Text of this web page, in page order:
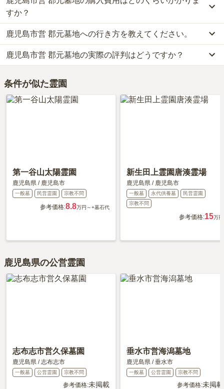
すか？
鹿児島市営 郡元墓地では、一般墓が約4.5万円(墓石代別)からお求
めいただけます。
なお、鹿児島市営 郡元墓地がある鹿児島県の相場は、一般墓が約
32万円（墓石代別途）です。
お墓は、価格が高いものがよい、安いものが悪い、という訳ではあ
りません。大切なのは、ご家族が心から納得し、安心してお参りで
きる場所を選ぶことです。
鹿児島市営 郡元墓地への行き方を教えてください。
公共交通機関の場合鹿児島市電「涙橋」から徒歩5分です。
詳しいルートや地図は、本ページの「地図・交通アクセス」欄をご
確認ください。
鹿児島市営 郡元墓地の実際の評判はどうですか？
備・環境、管理状況、周辺施設が高く評価されています。
利用者様からは「入口に花やさんが2軒あり、バケツ、ほうきを貸
条件が似た霊園
第一谷山太陽霊園
鹿児島県 / 鹿児島市
一般墓 民営霊園 宗教不問
参考価格:8.8万円～+墓石代
新生田上霊園唐湊霊場
鹿児島県 / 鹿児島市
一般墓 永代供養墓
民営霊園
宗教不問
参考価格:15万円
鹿児島県の公営霊園
志布志市営久保墓園
鹿児島県 /志布志市
一般墓 公営霊園 宗教不問
参考価格:未掲載
垂水市営海潟墓地
鹿児島県 /垂水市
一般墓 公営霊園 宗教不問
参考価格:未掲載